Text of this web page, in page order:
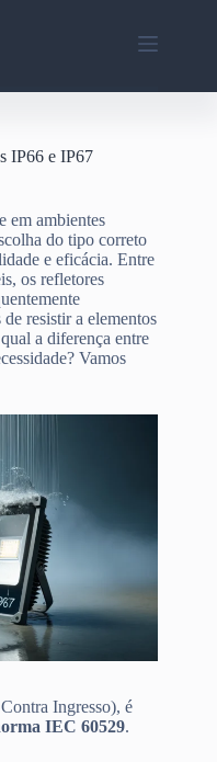
IP66 e IP67
em ambientes
do tipo correto
e eficácia. Entre
os refletores
resistir a elementos
a diferença entre
Vamos
Ingresso), é
IEC 60529.